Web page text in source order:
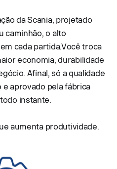
da Scania, projetado
caminhão, o alto
cada partida.Você troca
economia, durabilidade
Afinal, só a qualidade
aprovado pela fábrica
instante.
aumenta produtividade.